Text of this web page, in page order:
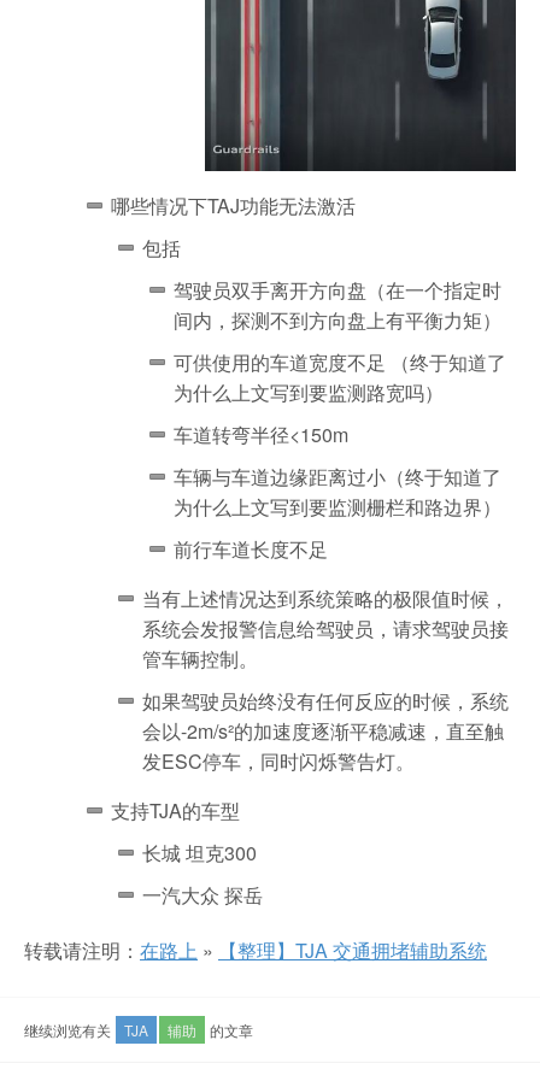
哪些情况下TAJ功能无法激活
包括
驾驶员双手离开方向盘（在一个指定时
间内，探测不到方向盘上有平衡力矩）
可供使用的车道宽度不足 （终于知道了
为什么上文写到要监测路宽吗）
车道转弯半径<150m
车辆与车道边缘距离过小（终于知道了
为什么上文写到要监测栅栏和路边界）
前行车道长度不足
当有上述情况达到系统策略的极限值时候，
系统会发报警信息给驾驶员，请求驾驶员接
管车辆控制。
如果驾驶员始终没有任何反应的时候，系统
会以-2m/s²的加速度逐渐平稳减速，直至触
发ESC停车，同时闪烁警告灯。
支持TJA的车型
长城 坦克300
一汽大众 探岳
转载请注明： 在路上 » 【整理】TJA 交通拥堵辅助系统
继续浏览有关 TJA 辅助 的文章